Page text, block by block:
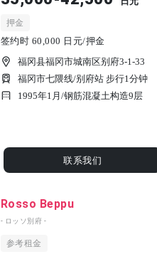
押金
签约时 60,000 日元/押金
福冈县福冈市城南区别府3-1-33
福冈市七隈线/别府站 步行1分钟
1995年1月/钢筋混凝土构造9层
联系我们
Rosso Beppu
- ロッソ別府 -
参考租金